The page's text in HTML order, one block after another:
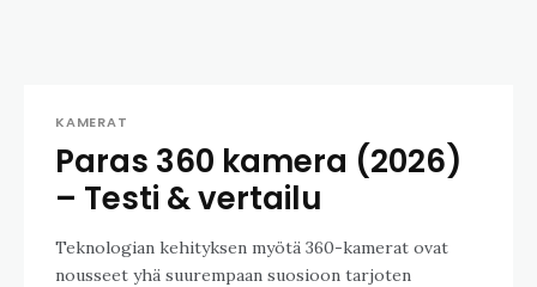
KAMERAT
Paras 360 kamera (2026)
– Testi & vertailu
Teknologian kehityksen myötä 360-kamerat ovat
nousseet yhä suurempaan suosioon tarjoten